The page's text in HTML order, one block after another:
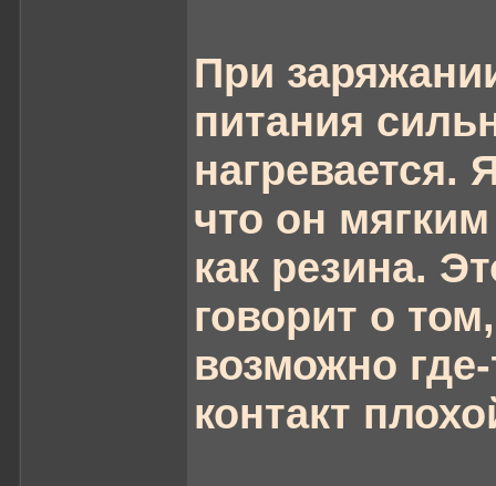
При
питания
нагревается.
что он мягким
как резина.
говорит о
возможно
контакт